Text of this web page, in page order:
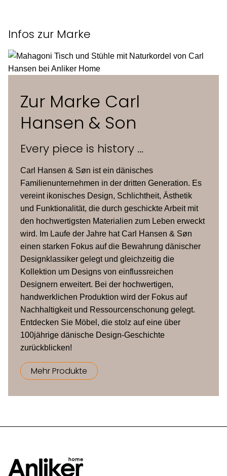
Material
Masse (L x B x H) 45 x 51,5 x 47 cm
Infos zur Marke
Zur Marke Carl
Hansen & Son
Every piece is history ...
Carl Hansen & Søn ist ein dänisches
Familienunternehmen in der dritten Generation. Es
vereint ikonisches Design, Schlichtheit, Ästhetik
und Funktionalität, die durch geschickte Arbeit mit
den hochwertigsten Materialien zum Leben erweckt
wird. Im Laufe der Jahre hat Carl Hansen & Søn
einen starken Fokus auf die Bewahrung dänischer
Designklassiker gelegt und gleichzeitig die
Kollektion um Designs von einflussreichen
Designern erweitert. Bei der hochwertigen,
handwerklichen Produktion wird der Fokus auf
Nachhaltigkeit und Ressourcenschonung gelegt.
Entdecken Sie Möbel, die stolz auf eine über
100jährige dänische Design-Geschichte
zurückblicken!
Mehr Produkte